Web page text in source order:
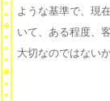
ような基準で、現
いて、ある程度、
大切なのではない